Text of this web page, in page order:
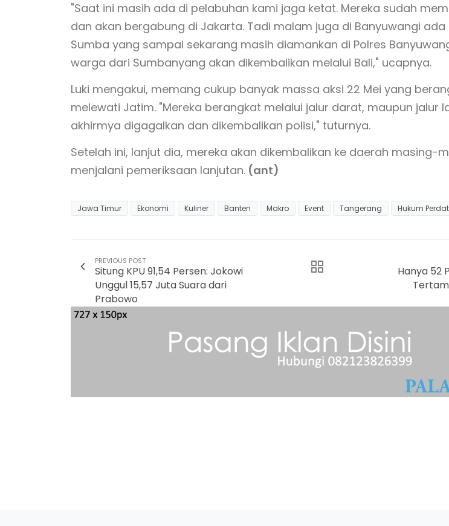
"Saat ini masih ada di pelabuhan kami jaga ketat. Mereka sudah
dan akan bergabung di Jakarta. Tadi malam juga di Banyuwangi
Sumba yang sampai sekarang masih diamankan di Polres
warga dari Sumbanyang akan dikembalikan melalui Bali," ucapnya.
Luki mengakui, memang cukup banyak massa aksi 22 Mei yang
melewati Jatim. "Mereka berangkat melalui jalur darat, maupun jalur
akhirmya digagalkan dan dikembalikan polisi," tuturnya.
Setelah ini, lanjut dia, mereka akan dikembalikan ke daerah masing-
menjalani pemeriksaan lanjutan. (ant)
Jawa Timur Ekonomi Kuliner Banten Makro Event Tangerang Hukum
PREVIOUS POST
Situng KPU 91,54 Persen: Jokowi
Unggul 15,57 Juta Suara dari
Prabowo
Hanya 52